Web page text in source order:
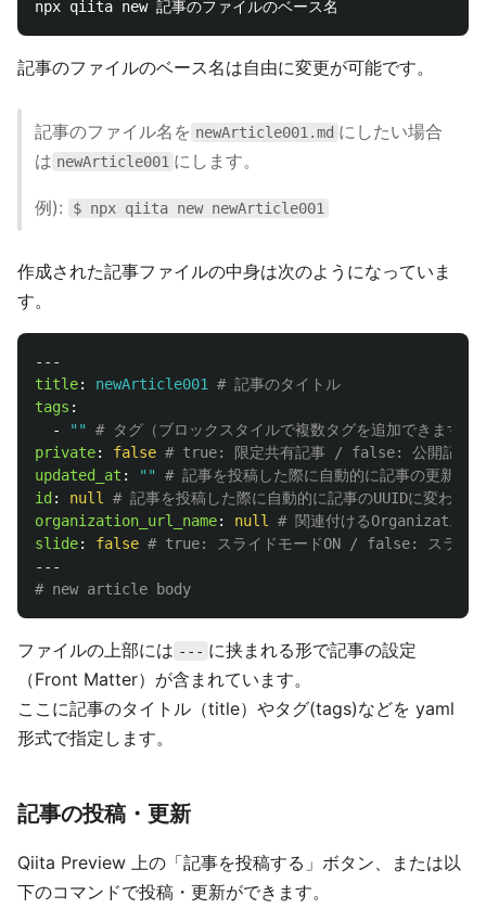
記事のファイルのベース名は自由に変更が可能です。
記事のファイル名を newArticle001.md にしたい場合
は newArticle001 にします。
例): $ npx qiita new newArticle001
作成された記事ファイルの中身は次のようになっていま
す。
---
title: newArticle001 # 記事のタイトル
tags :
-
" "
# タグ（ブロックスタイルで複数タグを追加できます）
private: false # true: 限定共有記事 / false: 公開記事
updated_at : " "
# 記事を投稿した際に自動的に記事の更新日
id : null # 記事を投稿した際に自動的に記事のUUIDに変わり
organization_url_name: null # 関連付けるOrganization
slide: false # true: スライドモードON / false: スライド
---
# new article body
ファイルの上部には --- に挟まれる形で記事の設定
（Front Matter）が含まれています。
ここに記事のタイトル（title）やタグ(tags)などを yaml
形式で指定します。
記事の投稿・更新
Qiita Preview 上の「記事を投稿する」ボタン、または以
下のコマンドで投稿・更新ができます。